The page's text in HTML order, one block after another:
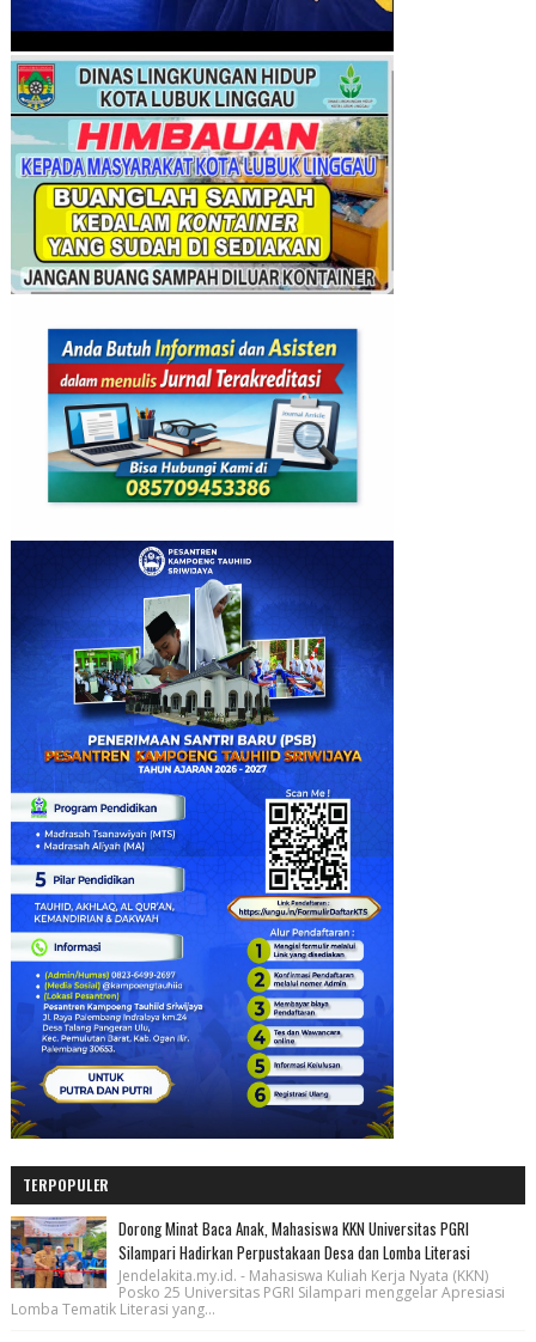
TERPOPULER
Dorong Minat Baca Anak, Mahasiswa KKN Universitas PGRI
Silampari Hadirkan Perpustakaan Desa dan Lomba Literasi
Jendelakita.my.id. - Mahasiswa Kuliah Kerja Nyata (KKN)
Posko 25 Universitas PGRI Silampari menggelar Apresiasi
Lomba Tematik Literasi yang...